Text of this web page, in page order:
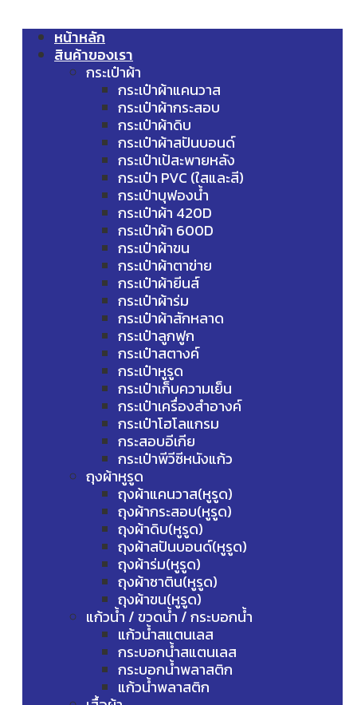
หน้าหลัก
สินค้าของเรา
กระเป๋าผ้า
กระเป๋าผ้าแคนวาส
กระเป๋าผ้ากระสอบ
กระเป๋าผ้าดิบ
กระเป๋าผ้าสปันบอนด์
กระเป๋าเป้สะพายหลัง
กระเป๋า PVC (ใสและสี)
กระเป๋าบุฟองน้ำ
กระเป๋าผ้า 420D
กระเป๋าผ้า 600D
กระเป๋าผ้าขน
กระเป๋าผ้าตาข่าย
กระเป๋าผ้ายีนส์
กระเป๋าผ้าร่ม
กระเป๋าผ้าสักหลาด
กระเป๋าลูกฟูก
กระเป๋าสตางค์
กระเป๋าหูรูด
กระเป๋าเก็บความเย็น
กระเป๋าเครื่องสำอางค์
กระเป๋าโฮโลแกรม
กระสอบอีเกีย
กระเป๋าพีวีซีหนังแก้ว
ถุงผ้าหูรูด
ถุงผ้าแคนวาส(หูรูด)
ถุงผ้ากระสอบ(หูรูด)
ถุงผ้าดิบ(หูรูด)
ถุงผ้าสปันบอนด์(หูรูด)
ถุงผ้าร่ม(หูรูด)
ถุงผ้าซาติน(หูรูด)
ถุงผ้าขน(หูรูด)
แก้วน้ำ / ขวดน้ำ / กระบอกน้ำ
แก้วน้ำสแตนเลส
กระบอกน้ำสแตนเลส
กระบอกน้ำพลาสติก
แก้วน้ำพลาสติก